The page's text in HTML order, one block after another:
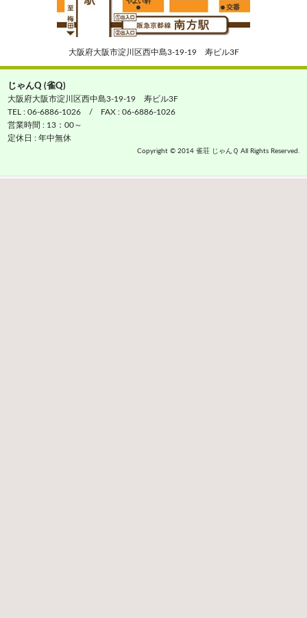
大阪府大阪市淀川区西中島3-19-19 寿ビル3F
じゃんQ (雀Q)
大阪府大阪市淀川区西中島3-19-19 寿ビル3F
TEL : 06-6886-1026 / FAX : 06-6886-1026
営業時間 : 13：00～
定休日 : 年中無休
Copyright © 2014 雀荘 じゃんＱ All Rights Reserved.